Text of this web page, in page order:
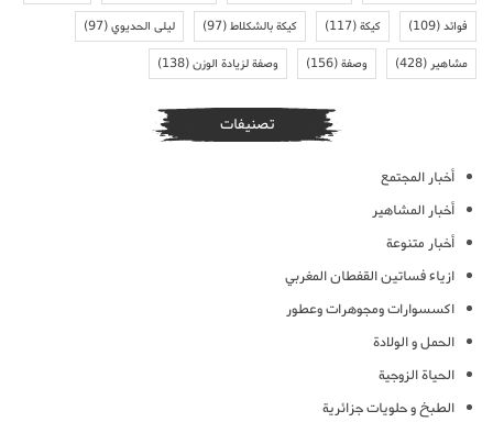
فوائد(109) كيكة(117) كيكة بالشكلاط(97) ليلى الحديوي(97)
مشاهير(428) وصفة(156) وصفة لزيادة الوزن(138)
تصنيفات
أخبار المجتمع
أخبار المشاهير
أخبار متنوعة
ازياء فساتين القفطان المغربي
اكسسوارات ومجوهرات وعطور
الحمل و الولادة
الحياة الزوجية
الطبخ و حلويات جزائرية